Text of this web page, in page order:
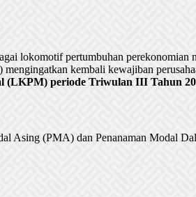
lokomotif pertumbuhan perekonomian
kembali kewajiban
(LKPM) periode Triwulan III Tahun
Asing (PMA) dan Penanaman Modal